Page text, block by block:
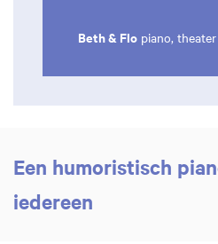
Beth & Flo piano, theater
Een humoristisch
iedereen